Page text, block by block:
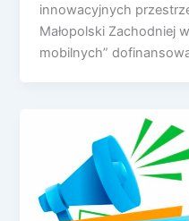
innowacyjnych
Małopolski Zachodniej
mobilnych”